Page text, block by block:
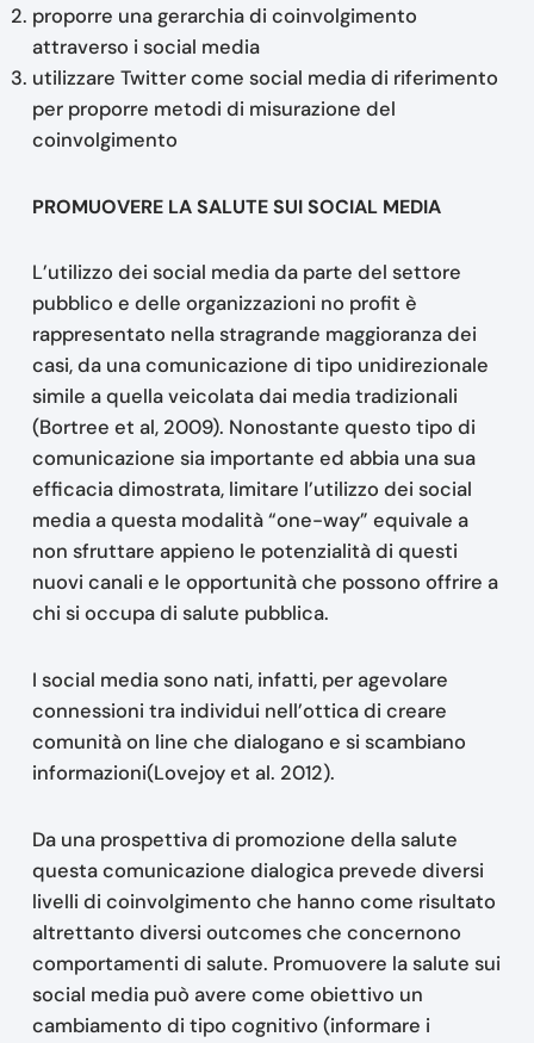
proporre una gerarchia di coinvolgimento
attraverso i social media
utilizzare Twitter come social media di riferimento
per proporre metodi di misurazione del
coinvolgimento
PROMUOVERE LA SALUTE SUI SOCIAL MEDIA
L’utilizzo dei social media da parte del settore
pubblico e delle organizzazioni no profit è
rappresentato nella stragrande maggioranza dei
casi, da una comunicazione di tipo unidirezionale
simile a quella veicolata dai media tradizionali
(Bortree et al, 2009). Nonostante questo tipo di
comunicazione sia importante ed abbia una sua
efficacia dimostrata, limitare l’utilizzo dei social
media a questa modalità “one-way” equivale a
non sfruttare appieno le potenzialità di questi
nuovi canali e le opportunità che possono offrire a
chi si occupa di salute pubblica.
I social media sono nati, infatti, per agevolare
connessioni tra individui nell’ottica di creare
comunità on line che dialogano e si scambiano
informazioni(Lovejoy et al. 2012).
Da una prospettiva di promozione della salute
questa comunicazione dialogica prevede diversi
livelli di coinvolgimento che hanno come risultato
altrettanto diversi outcomes che concernono
comportamenti di salute. Promuovere la salute sui
social media può avere come obiettivo un
cambiamento di tipo cognitivo (informare i